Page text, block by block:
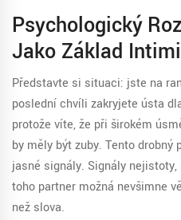
Psychologický
Jako Základ
Představte si situaci: jste na
poslední chvíli zakryjete ústa
protože víte, že při širokém
by měly být zuby. Tento drobný
jasné signály. Signály
toho partner možná nevšimne
než slova.